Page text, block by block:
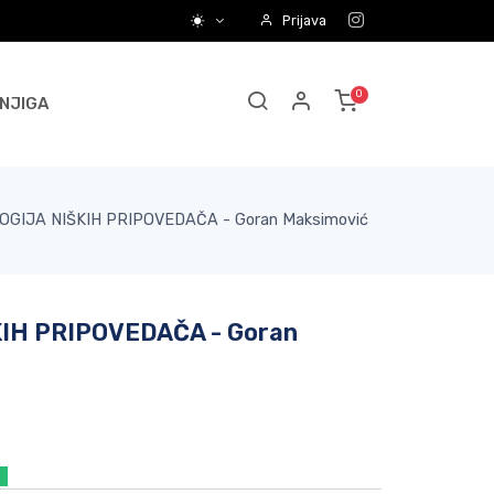
Prijava
NIŠKIH PRIPOVEDAČA - Goran Maksimović
PRIPOVEDAČA - Goran